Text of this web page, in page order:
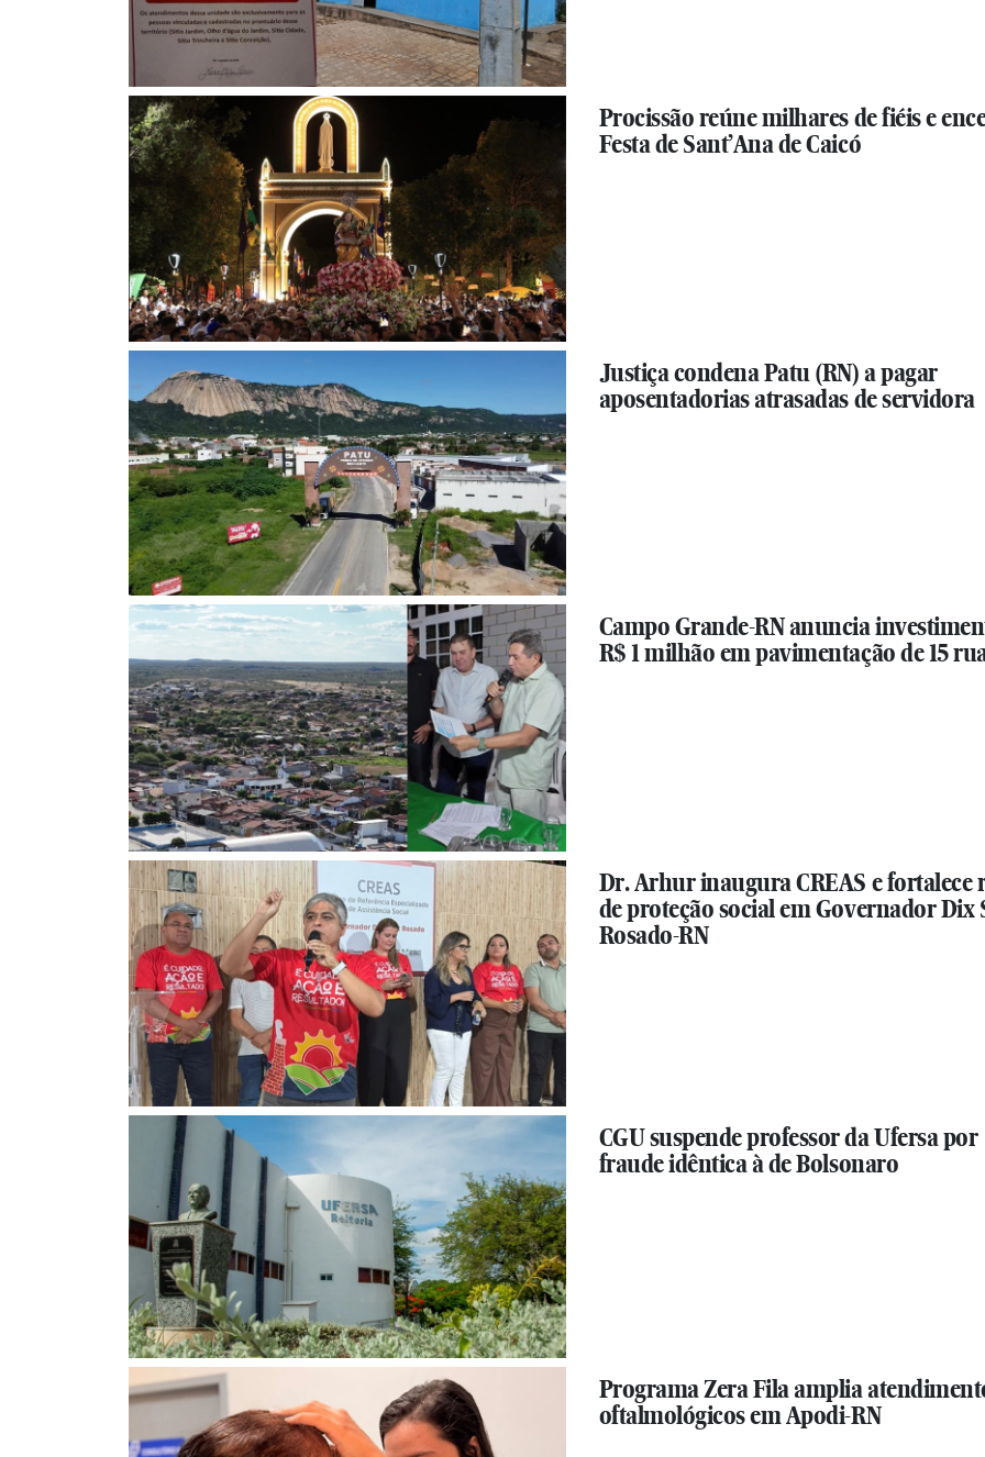
Procissão reúne milhares de fiéis e
Festa de Sant’Ana de Caicó
Justiça condena Patu (RN) a pagar
aposentadorias atrasadas de servidora
Campo Grande-RN anuncia
R$ 1 milhão em pavimentação de 15
Dr. Arhur inaugura CREAS e fortalece
de proteção social em Governador Dix
Rosado-RN
CGU suspende professor da Ufersa por
fraude idêntica à de Bolsonaro
Programa Zera Fila amplia
oftalmológicos em Apodi-RN